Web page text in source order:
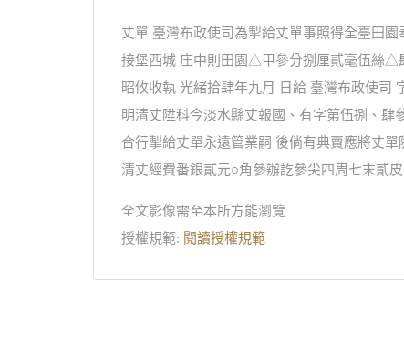
丈單 臺灣布政使司為掣給丈單事照得全臺田
接堡西城 庄中則田園△甲參分捌厘貳毫伍絲△
昭攸收執 光緒拾肆年九月 日給 臺灣布政使
明清丈陞科今淡水縣丈報國、有字第伍捌、
合行掣給丈單永遠管業嗣 後倘有典賣應將丈
清丈經費番銀貳元○角參辦訖參尖四周七末貳皮
全文影像需至本所方能瀏覽
授權規範: 閱讀授權規範